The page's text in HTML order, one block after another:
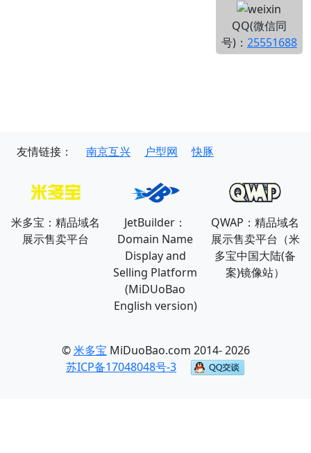
QQ(微信同
号)： 25551688
友情链接： 南京互兴 户型网 快豚
米多宝：精品域名
展示售卖平台
JetBuilder：
Domain Name
Display and
Selling Platform
(MiDUoBao
English version)
QWAP：精品域名
展示售卖平台（米
多宝中国大陆(备
案)镜像站）
©米多宝 MiDuoBao.com 2014- 2026
苏ICP备17048048号-3